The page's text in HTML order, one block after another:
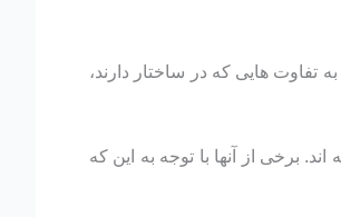
تفاوت هایی که در ساختار دارند،
برخی از آنها با توجه به این که